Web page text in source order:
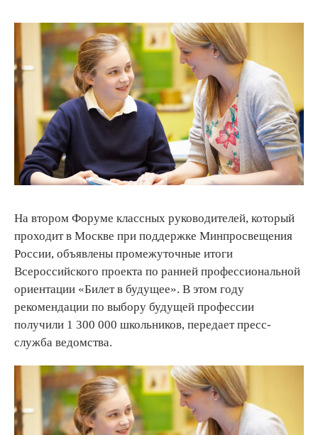
На втором Форуме классных руководителей, который
проходит в Москве при поддержке Минпросвещения
России, объявлены промежуточные итоги
Всероссийского проекта по ранней профессиональной
ориентации «Билет в будущее». В этом году
рекомендации по выбору будущей профессии
получили 1 300 000 школьников, передает пресс-
служба ведомства.